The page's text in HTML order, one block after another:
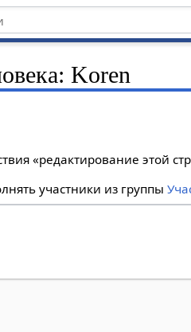
Koren
«редактирование этой
участники из группы